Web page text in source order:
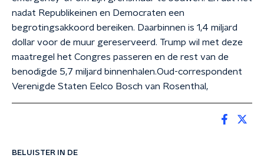
BELUISTER IN DE
nadat Republikeinen en Democraten een
begrotingsakkoord bereiken. Daarbinnen is 1,4 miljard
dollar voor de muur gereserveerd. Trump wil met deze
maatregel het Congres passeren en de rest van de
benodigde 5,7 miljard binnenhalen.Oud-correspondent
Verenigde Staten Eelco Bosch van Rosenthal,